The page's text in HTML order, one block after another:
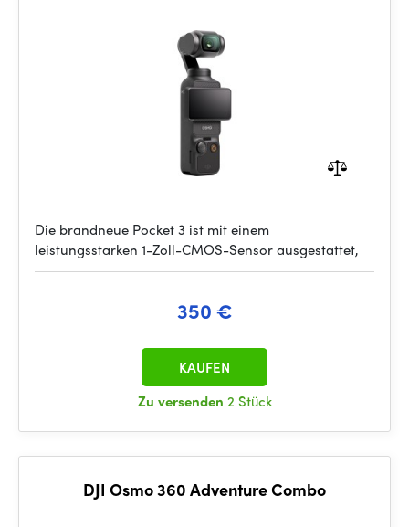
Die brandneue Pocket 3 ist mit einem
leistungsstarken 1-Zoll-CMOS-Sensor ausgestattet,
350 €
Zu versenden 2 Stück
KAUFEN
DJI Osmo 360 Adventure Combo